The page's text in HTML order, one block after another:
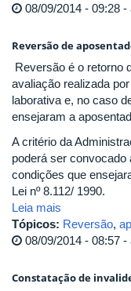
08/09/2014 - 09:28
Reversão de
Reversão é o retorno
avaliação realizada
laborativa e, no caso
ensejaram a
A critério da
poderá ser convocado
condições que
Lei nº 8.112/ 1990.
Leia mais
Tópicos: Reversão,
08/09/2014 - 08:57
Constatação de